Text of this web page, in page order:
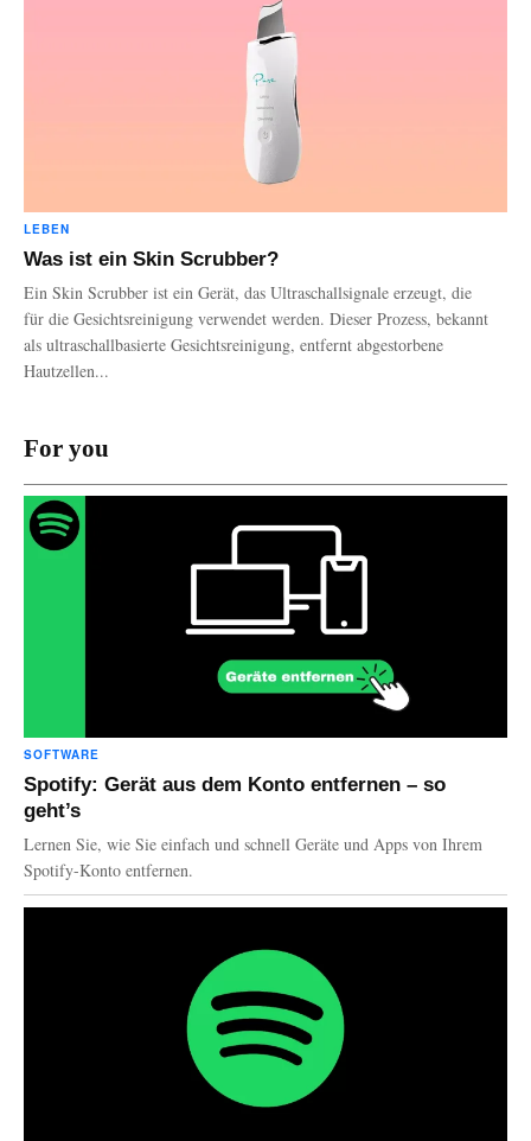
LEBEN
Was ist ein Skin Scrubber?
Ein Skin Scrubber ist ein Gerät, das Ultraschallsignale erzeugt, die
für die Gesichtsreinigung verwendet werden. Dieser Prozess, bekannt
als ultraschallbasierte Gesichtsreinigung, entfernt abgestorbene
Hautzellen...
For you
SOFTWARE
Spotify: Gerät aus dem Konto entfernen – so
geht’s
Lernen Sie, wie Sie einfach und schnell Geräte und Apps von Ihrem
Spotify-Konto entfernen.